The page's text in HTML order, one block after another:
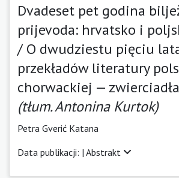
Dvadeset pet godina
prijevoda: hrvatsko i
/ O dwudziestu pięciu
przekładów literatury
chorwackiej —
(tłum. Antonina Kurtok)
Petra Gverić Katana
Data publikacji: | Abstrakt